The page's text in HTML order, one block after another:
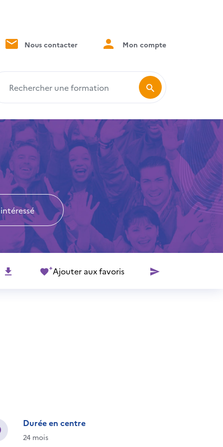
Nous contacter Mon compte
Ajouter aux favoris
Durée en centre
24 mois